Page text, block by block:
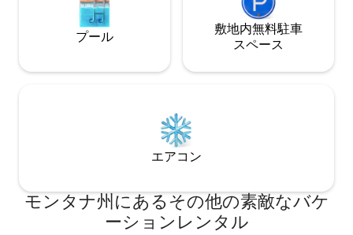
プール
敷地内無料駐⁠車
ス⁠ペ⁠ー⁠ス
エアコン
モンタナ州にあるその他の素敵なバケ
ーションレンタル